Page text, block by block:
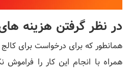
در نظر گرفتن هزینه
همانطور که برای درخواست برای
همراه با انجام این کار را